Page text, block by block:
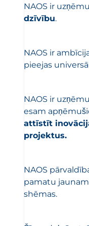
NAOS ir
dzīvību.
NAOS ir
pieejas
NAOS ir
esam
attīstīt
projektus.
NAOS
pamatu
shēmas.